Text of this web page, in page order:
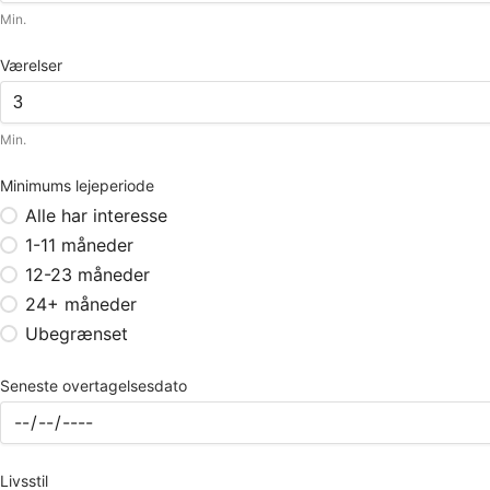
Min.
Værelser
Min.
Minimums lejeperiode
Alle har interesse
1-11 måneder
12-23 måneder
24+ måneder
Ubegrænset
Seneste overtagelsesdato
Livsstil